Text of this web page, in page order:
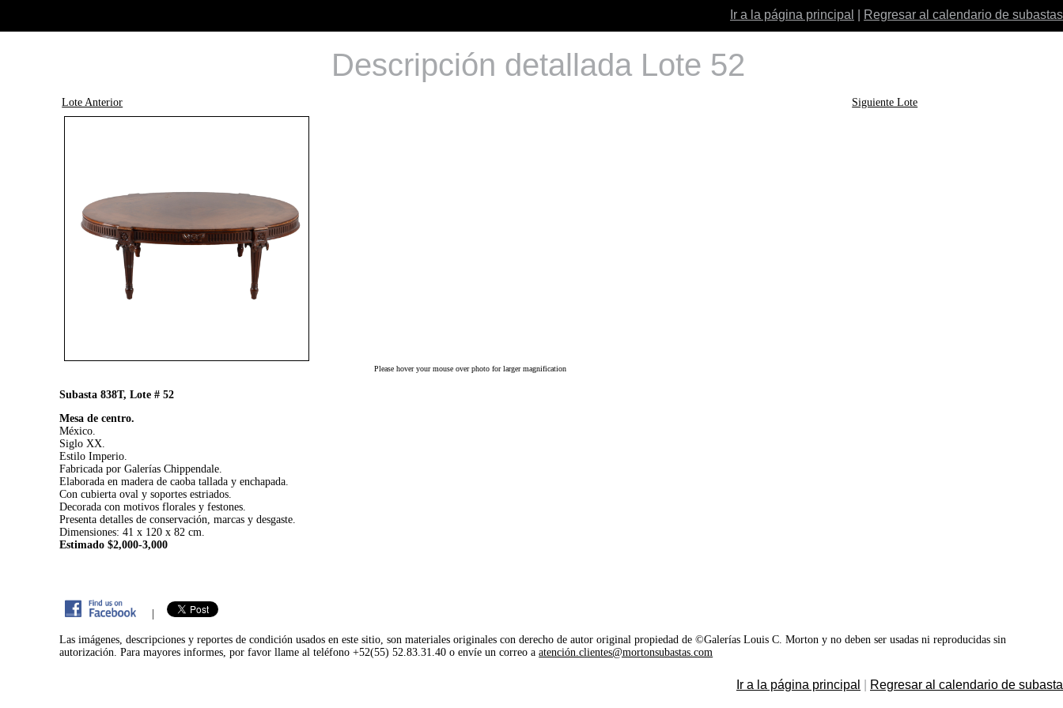
Ir a la página principal Regresar al calendario de subastas
Descripción detallada Lote 52
Lote Anterior Siguiente Lote
Please hover your mouse over photo for larger magnification
Subasta 838T, Lote # 52
Mesa de centro.
México.
Siglo XX.
Estilo Imperio.
Fabricada por Galerías Chippendale.
Elaborada en madera de caoba tallada y enchapada.
Con cubierta oval y soportes estriados.
Decorada con motivos florales y festones.
Presenta detalles de conservación, marcas y desgaste.
Dimensiones: 41 x 120 x 82 cm.
Estimado $2,000-3,000
|
Las imágenes, descripciones y reportes de condición usados en este sitio, son materiales originales con derecho de autor original propiedad de ©Galerías Louis C. Morton y no deben ser usadas ni reproducidas sin
autorización. Para mayores informes, por favor llame al teléfono +52(55) 52.83.31.40 o envíe un correo aatención.clientes@mortonsubastas.com
Ir a la página principal Regresar al calendario de